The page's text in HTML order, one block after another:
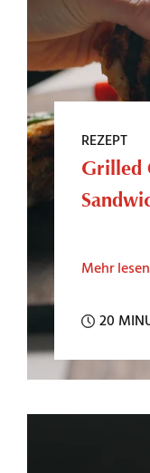
REZEPT
Grilled
Mehr lesen
20